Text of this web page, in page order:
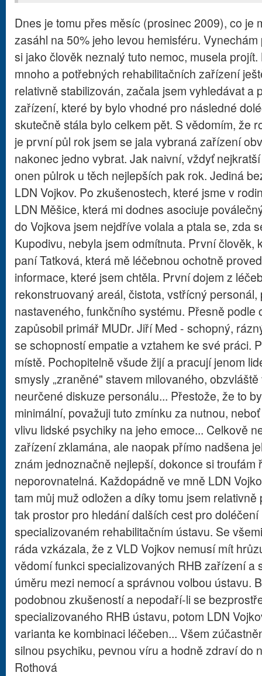
Dnes je tomu přes měsíc (prosinec 2009), co je
zasáhl na 50% jeho levou hemisféru.
si jako člověk neznalý tuto nemoc, musela
mnoho a potřebných rehabilitačních zařízení
relativně stabilizován, začala jsem vyhledávat a
zařízení, které by bylo vhodné pro následné
skutečně stála bylo celkem pět. S vědomím, že
je první půl rok jsem se jala vybraná zařízení
nakonec jedno vybrat. Jak naivní, vždyť
onen půlrok u těch nejlepších pak rok. Jediná
LDN Vojkov. Po zkušenostech, které jsme v
LDN Měšice, která mi dodnes asociuje
do Vojkova jsem nejdříve volala a ptala se, zda
Kupodivu, nebyla jsem odmítnuta. První člověk,
paní Tatková, která mě léčebnou ochotně
informace, které jsem chtěla. První dojem z
rekonstruovaný areál, čistota, vstřícný personál,
nastaveného, funkčního systému. Přesně podle
zapůsobil primář MUDr. Jiří Med - schopný,
se schopností empatie a vztahem ke své práci.
místě. Pochopitelně všude žijí a pracují jenom
smysly „zraněné" stavem milovaného,
neurčené diskuze personálu... Přestože, že to
minimální, považuji tuto zmínku za nutnou,
vlivu lidské psychiky na jeho emoce... Celkově
zařízení zklamána, ale naopak přímo nadšena
znám jednoznačně nejlepší, dokonce si troufám
neporovnatelná. Každopádně ve mně LDN
tam můj muž odložen a díky tomu jsem
tak prostor pro hledání dalších cest pro
specializovaném rehabilitačním ústavu. Se
ráda vzkázala, že z VLD Vojkov nemusí mít
vědomí funkci specializovaných RHB zařízení a
úměru mezi nemocí a správnou volbou ústavu.
podobnou zkušeností a nepodaří-li se
specializovaného RHB ústavu, potom LDN
varianta ke kombinaci léčeben... Všem
silnou psychiku, pevnou víru a hodně zdraví do
Rothová